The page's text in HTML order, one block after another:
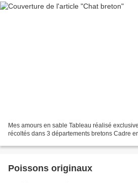
Mes amours en sable Tableau réalisé
récoltés dans 3 départements bretons Cadre
Poissons originaux